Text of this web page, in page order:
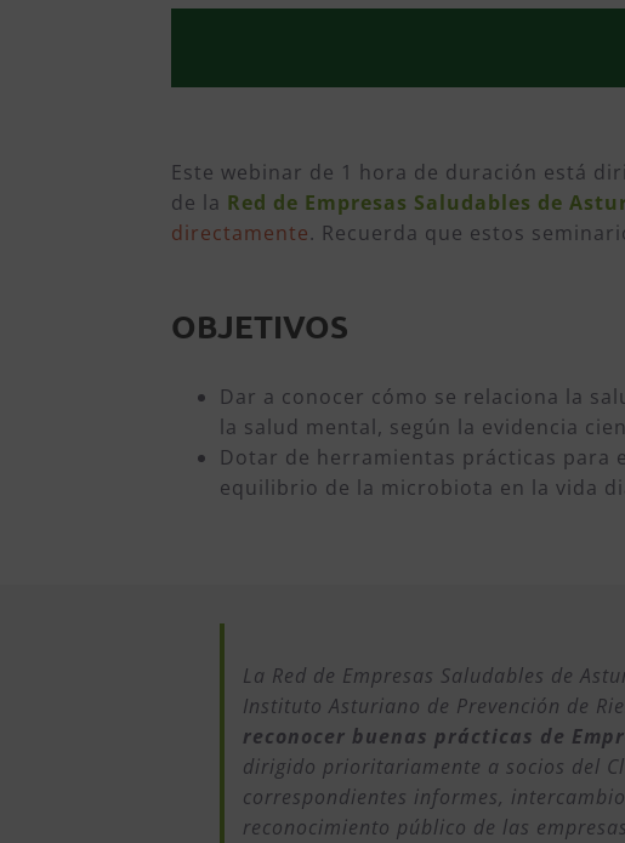
Este webinar de 1 hora de duración está
de la Red de Empresas Saludables de
directamente. Recuerda que estos
OBJETIVOS
Dar a conocer cómo se relaciona la
la salud mental, según la evidencia
Dotar de herramientas prácticas para
equilibrio de la microbiota en la vida
La Red de Empresas Saludables de
Instituto Asturiano de Prevención de
reconocer buenas prácticas de
dirigido prioritariamente a socios del
correspondientes informes,
reconocimiento público de las